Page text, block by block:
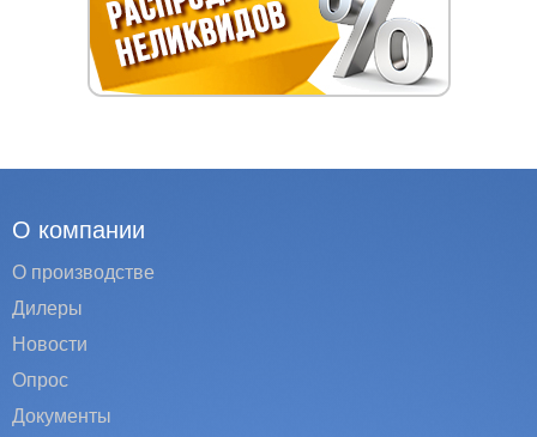
О компании
О производстве
Дилеры
Новости
Опрос
Документы